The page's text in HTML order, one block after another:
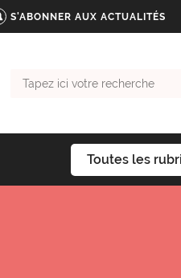
S'ABONNER AUX ACTUALITÉS
Toutes les